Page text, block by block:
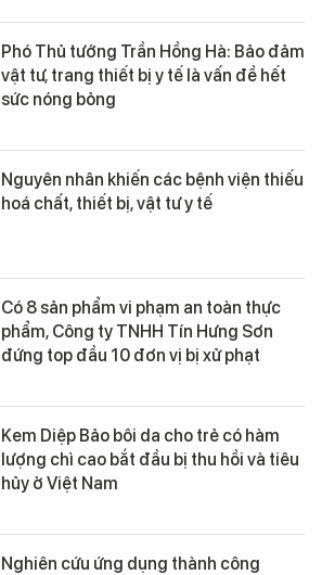
Phó Thủ tướng Trần Hồng Hà: Bảo đảm
vật tư, trang thiết bị y tế là vấn đề hết
sức nóng bỏng
Nguyên nhân khiến các bệnh viện thiếu
hoá chất, thiết bị, vật tư y tế
Có 8 sản phẩm vi phạm an toàn thực
phẩm, Công ty TNHH Tín Hưng Sơn
đứng top đầu 10 đơn vị bị xử phạt
Kem Diệp Bảo bôi da cho trẻ có hàm
lượng chì cao bắt đầu bị thu hồi và tiêu
hủy ở Việt Nam
Nghiên cứu ứng dụng thành công